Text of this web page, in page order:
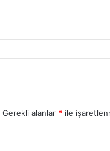
Gerekli alanlar * ile